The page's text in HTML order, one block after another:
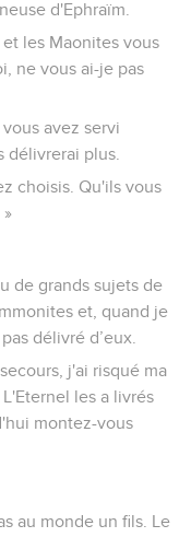
d'Ephraïm.
et les Maonites vous
ne vous ai-je pas
avez servi
délivrerai plus.
choisis. Qu'ils vous
de grands sujets de
et, quand je
délivré d’eux.
j'ai risqué ma
les a livrés
montez-vous
au monde un fils. Le